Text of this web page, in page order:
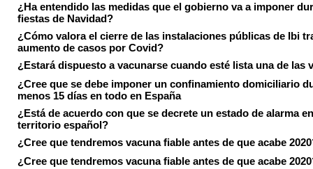
¿Ha entendido las medidas que el gobierno va a imponer
fiestas de Navidad?
¿Cómo valora el cierre de las instalaciones públicas de Ibi
aumento de casos por Covid?
¿Estará dispuesto a vacunarse cuando esté lista una de las
¿Cree que se debe imponer un confinamiento domiciliario
menos 15 días en todo en España
¿Está de acuerdo con que se decrete un estado de alarma
territorio español?
¿Cree que tendremos vacuna fiable antes de que acabe
¿Cree que tendremos vacuna fiable antes de que acabe